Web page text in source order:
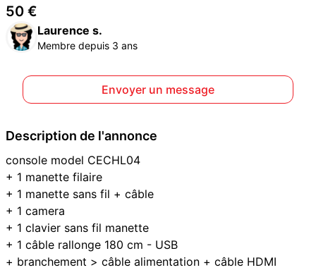
50 €
Laurence s.
Membre depuis 3 ans
Envoyer un message
Description de l'annonce
console model CECHL04
+ 1 manette filaire
+ 1 manette sans fil + câble
+ 1 camera
+ 1 clavier sans fil manette
+ 1 câble rallonge 180 cm - USB
+ branchement > câble alimentation + câble HDMI